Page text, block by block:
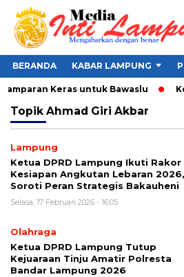
BERANDA KABAR LAMPUNG
Keras untuk Bawaslu
Topik Ahmad Giri Akbar
Lampung
Ketua DPRD Lampung Ikuti Rakor
Kesiapan Angkutan Lebaran 2026,
Soroti Peran Strategis Bakauheni
Selasa, 17 Februari 2026 - 16:05
Olahraga
Ketua DPRD Lampung Tutup
Kejuaraan Tinju Amatir Polresta
Bandar Lampung 2026